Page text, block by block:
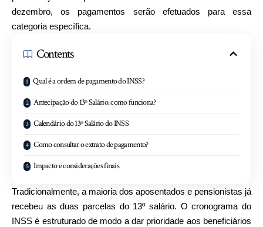
dezembro, os pagamentos serão efetuados para essa
categoria específica.
Contents
Qual é a ordem de pagamento do INSS?
Antecipação do 13º Salário: como funciona?
Calendário do 13º Salário do INSS
Como consultar o extrato de pagamento?
Impacto e considerações finais
Tradicionalmente, a maioria dos aposentados e pensionistas já
recebeu as duas parcelas do 13º salário. O cronograma do
INSS é estruturado de modo a dar prioridade aos beneficiários